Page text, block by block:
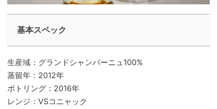
基本スペック
生産域：グランドシャンパーニュ100%
蒸留年：2012年
ボトリング：2016年
レンジ：VSコニャック